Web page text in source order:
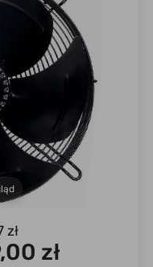
zł
zł